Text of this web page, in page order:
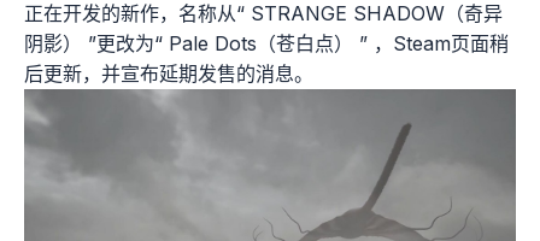
正在开发的新作，名称从“ STRANGE SHADOW（奇异
阴影） ”更改为“ Pale Dots（苍白点） ” ，Steam页面稍
后更新，并宣布延期发售的消息。